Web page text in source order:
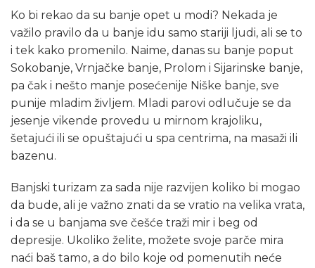
Ko bi rekao da su banje opet u modi? Nekada je
važilo pravilo da u banje idu samo stariji ljudi, ali se to
i tek kako promenilo. Naime, danas su banje poput
Sokobanje, Vrnjačke banje, Prolom i Sijarinske banje,
pa čak i nešto manje posećenije Niške banje, sve
punije mladim življem. Mladi parovi odlučuje se da
jesenje vikende provedu u mirnom krajoliku,
šetajući ili se opuštajući u spa centrima, na masaži ili
bazenu.
Banjski turizam za sada nije razvijen koliko bi mogao
da bude, ali je važno znati da se vratio na velika vrata,
i da se u banjama sve češće traži mir i beg od
depresije. Ukoliko želite, možete svoje parče mira
naći baš tamo, a do bilo koje od pomenutih neće